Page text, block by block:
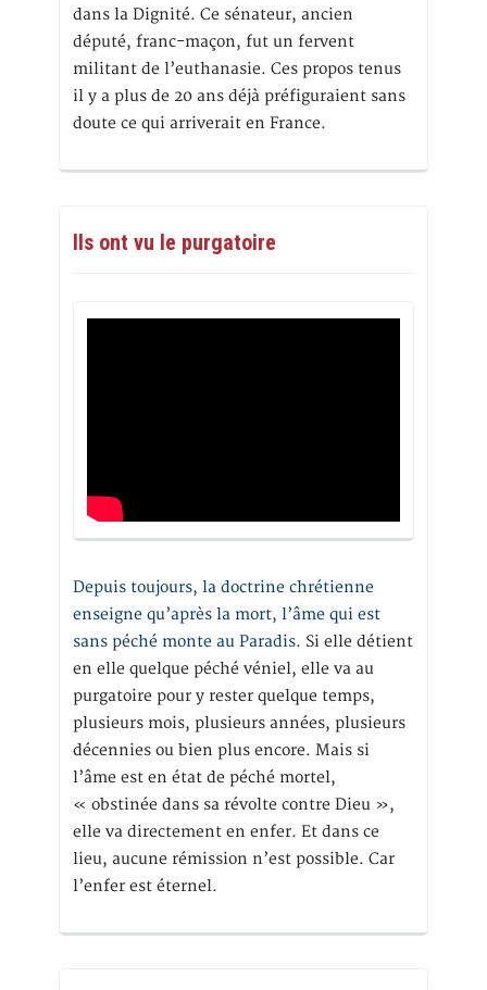
dans la Dignité. Ce sénateur, ancien
député, franc-maçon, fut un fervent
militant de l’euthanasie. Ces propos tenus
il y a plus de 20 ans déjà préfiguraient sans
doute ce qui arriverait en France.
Ils ont vu le purgatoire
Depuis toujours, la doctrine chrétienne
enseigne qu’après la mort, l’âme qui est
sans péché monte au Paradis. Si elle détient
en elle quelque péché véniel, elle va au
purgatoire pour y rester quelque temps,
plusieurs mois, plusieurs années, plusieurs
décennies ou bien plus encore. Mais si
l’âme est en état de péché mortel,
« obstinée dans sa révolte contre Dieu »,
elle va directement en enfer. Et dans ce
lieu, aucune rémission n’est possible. Car
l’enfer est éternel.